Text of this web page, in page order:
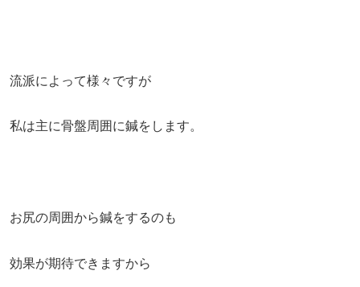
流派によって様々ですが
私は主に骨盤周囲に鍼をします。
お尻の周囲から鍼をするのも
効果が期待できますから